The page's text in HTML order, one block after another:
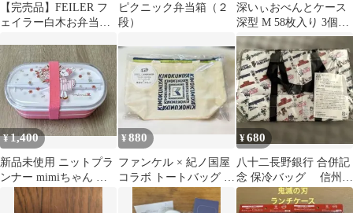
【完売品】FEILER フ
ェイラー白木お弁当箱
品未使用】
ピクニック弁当箱（２
段）
深いぃおべんとケース
深型 M 58枚入り 3個セ
ット
¥1,400
新品未使用 ニットプラ
ンナー mimiちゃん ラ
ンチボックス
¥880
ファンケル × 紀ノ国屋
コラボ トートバッグ ＆
保冷ポーチセット
¥680
八十二長野銀行 合併記
念 保冷バッグ 信州ス
ポーツクラブチーム